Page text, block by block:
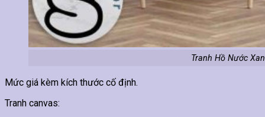
Tranh Hồ Nước
Mức giá kèm kích thước cố định.
Tranh canvas: